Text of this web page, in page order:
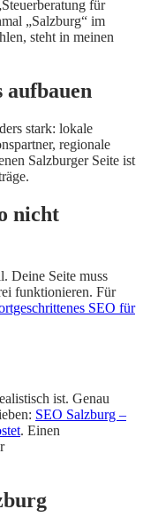
für
„Salzburg“ im
steht in meinen
stark: lokale
regionale
Salzburger Seite ist
nicht
Deine Seite muss
funktionieren. Für
SEO für
ist. Genau
SEO Salzburg –
. Einen